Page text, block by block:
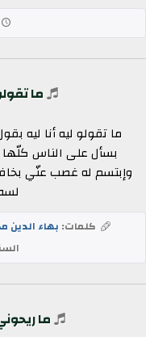
ما
ما تقولو ليه أنا ليه
بسأل على الناس
وإبتسم له غصب عنّي بخاف
كلمات: بهاء الدين
ما